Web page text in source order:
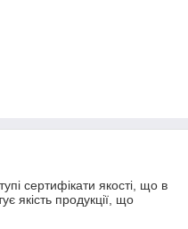
сертифікати якості, що в
якість продукції, що